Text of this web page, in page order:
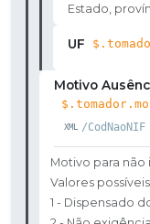
Estado,
UF
Motivo
/CodNaoNIF
Motivo para não
Valores
1 - Dispensado